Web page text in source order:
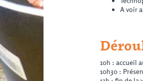
A voir
10h : accueil
10h30 :